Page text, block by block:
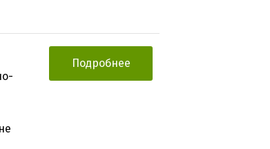
Подробнее